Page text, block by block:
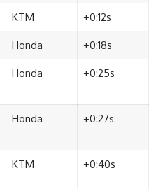
KTM +0:12s
Honda +0:18s
Honda +0:25s
Honda +0:27s
KTM +0:40s